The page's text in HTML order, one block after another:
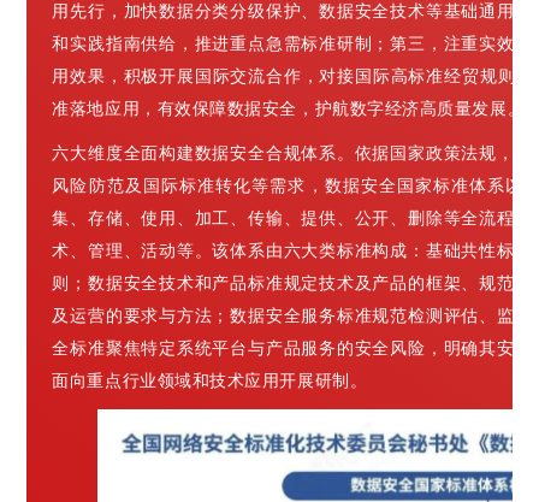
用先行，加快数据分类分级保护、数据安全技术等基础通用
和实践指南供给，推进重点急需标准研制；第三，注重实效
用效果，积极开展国际交流合作，对接国际高标准经贸规则
准落地应用，有效保障数据安全，护航数字经济高质量发展。
六大维度全面构建数据安全合规体系。依据国家政策法规，
风险防范及国际标准转化等需求，数据安全国家标准体系以
集、存储、使用、加工、传输、提供、公开、删除等全流程
术、管理、活动等。该体系由六大类标准构成：基础共性标
则；数据安全技术和产品标准规定技术及产品的框架、规范
及运营的要求与方法；数据安全服务标准规范检测评估、监
全标准聚焦特定系统平台与产品服务的安全风险，明确其安
面向重点行业领域和技术应用开展研制。